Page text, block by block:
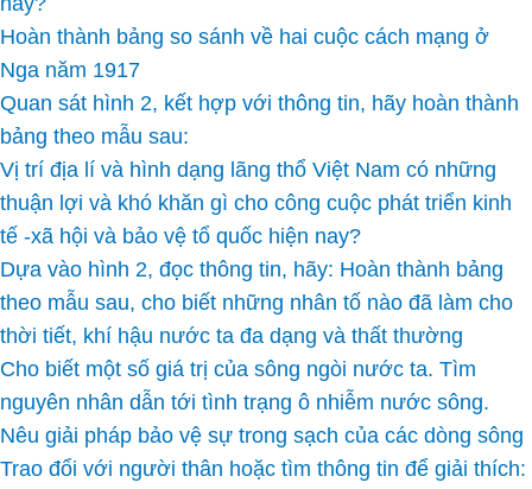
Hoàn thành bảng so sánh về hai cuộc cách mạng ở
Nga năm 1917
Quan sát hình 2, kết hợp với thông tin, hãy hoàn thành
bảng theo mẫu sau:
Vị trí địa lí và hình dạng lãng thổ Việt Nam có những
thuận lợi và khó khăn gì cho công cuộc phát triển kinh
tế -xã hội và bảo vệ tổ quốc hiện nay?
Dựa vào hình 2, đọc thông tin, hãy: Hoàn thành bảng
theo mẫu sau, cho biết những nhân tố nào đã làm cho
thời tiết, khí hậu nước ta đa dạng và thất thường
Cho biết một số giá trị của sông ngòi nước ta. Tìm
nguyên nhân dẫn tới tình trạng ô nhiễm nước sông.
Nêu giải pháp bảo vệ sự trong sạch của các dòng sông
Trao đổi với người thân hoặc tìm thông tin để giải thích: